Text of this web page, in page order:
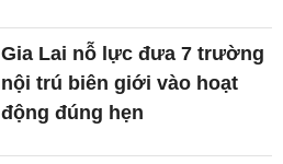
Gia Lai nỗ lực đưa 7 trường
nội trú biên giới vào hoạt
động đúng hẹn